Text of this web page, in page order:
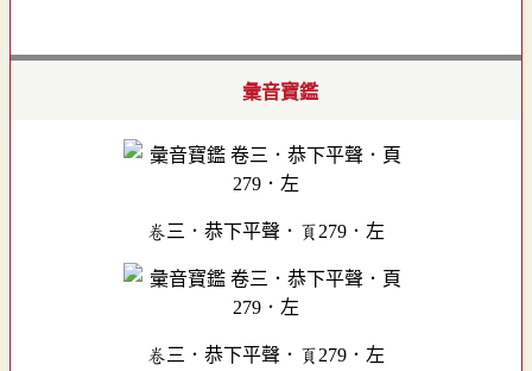
彙音寶鑑
卷三．恭下平聲．頁279．左
卷三．恭下平聲．頁279．左